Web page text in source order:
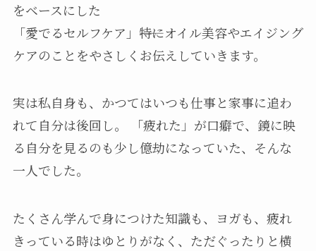
をベースにした
「愛でるセルフケア」――特にオイル美容やエイジング
ケアのことをやさしくお伝えしていきます。
実は私自身も、かつてはいつも仕事と家事に追わ
れて自分は後回し。 「疲れた」が口癖で、鏡に映
る自分を見るのも少し億劫になっていた、そんな
一人でした。
たくさん学んで身につけた知識も、ヨガも、疲れ
きっている時はゆとりがなく、ただぐったりと横